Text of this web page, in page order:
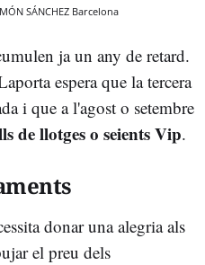
SÁNCHEZ Barcelona
ja un any de retard.
espera que la tercera
i que a l'agost o setembre
de llotges o seients Vip.
donar una alegria als
el preu dels